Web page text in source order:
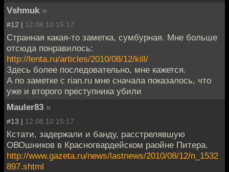
Vshmuk »
#12 | 12.08.10 15:17
Странная какая-то заметка, сумбурная. Мне больше
отсюда понравилось:
http://lenta.ru/articles/2010/08/12/kill/
Здесь более последовательно, мне кажется.
А по заметке с rian.ru мне сначала показалось, что
уже и второго преступника убили
Mauler83 »
#13 | 12.08.10 15:17
Кстати, задержали и банду, расстрелявшую
ОВОшников в Красногвардейском раойне Питера.
http://www.gazeta.ru/news/lastnews/2010/08/12/n_1532
897.shtml